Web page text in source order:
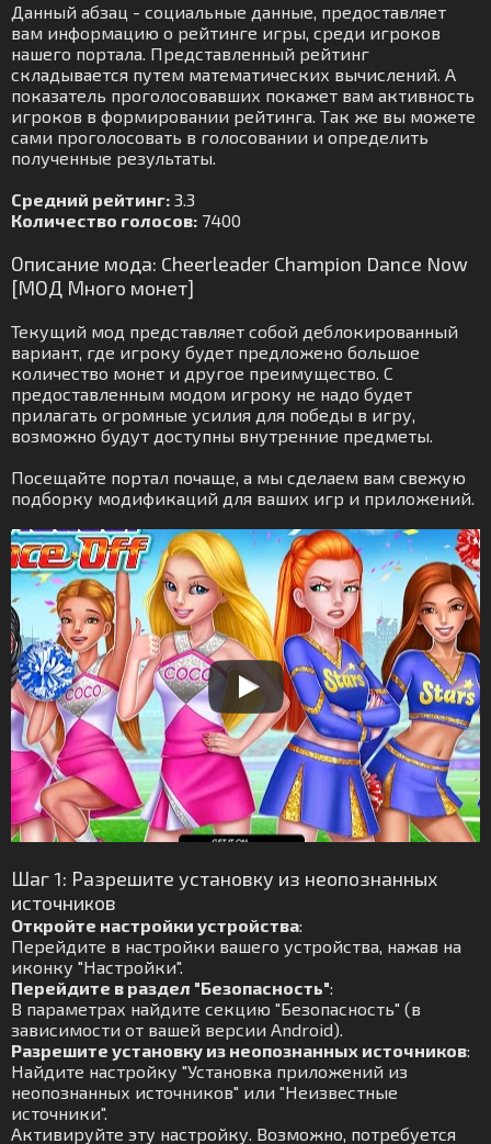
Данный абзац - социальные данные, предоставляет
вам информацию о рейтинге игры, среди игроков
нашего портала. Представленный рейтинг
складывается путем математических вычислений. А
показатель проголосовавших покажет вам активность
игроков в формировании рейтинга. Так же вы можете
сами проголосовать в голосовании и определить
полученные результаты.
Средний рейтинг: 3.3
Количество голосов: 7400
Описание мода: Cheerleader Champion Dance Now
[МОД Много монет]
Текущий мод представляет собой деблокированный
вариант, где игроку будет предложено большое
количество монет и другое преимущество. С
предоставленным модом игроку не надо будет
прилагать огромные усилия для победы в игру,
возможно будут доступны внутренние предметы.
Посещайте портал почаще, а мы сделаем вам свежую
подборку модификаций для ваших игр и приложений.
Шаг 1: Разрешите установку из неопознанных
источников
Откройте настройки устройства:
Перейдите в настройки вашего устройства, нажав на
иконку "Настройки".
Перейдите в раздел "Безопасность":
В параметрах найдите секцию "Безопасность" (в
зависимости от вашей версии Android).
Разрешите установку из неопознанных источников:
Найдите настройку "Установка приложений из
неопознанных источников" или "Неизвестные
источники".
Активируйте эту настройку. Возможно, потребуется